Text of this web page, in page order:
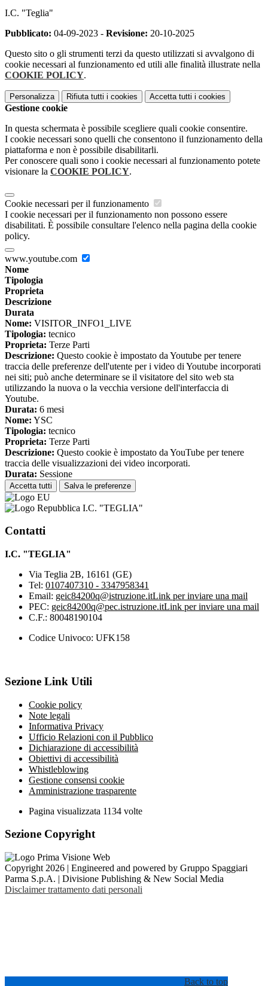
I.C. "Teglia"
Pubblicato: 04-09-2023 - Revisione: 20-10-2025
Questo sito o gli strumenti terzi da questo utilizzati si avvalgono di
cookie necessari al funzionamento ed utili alle finalità illustrate nella
COOKIE POLICY.
Personalizza Rifiuta tutti i cookies Accetta tutti i cookies
Gestione cookie
In questa schermata è possibile scegliere quali cookie consentire.
I cookie necessari sono quelli che consentono il funzionamento della
piattaforma e non è possibile disabilitarli.
Per conoscere quali sono i cookie necessari al funzionamento potete
visionare la COOKIE POLICY.
Cookie necessari per il funzionamento
I cookie necessari per il funzionamento non possono essere
disabilitati. È possibile consultare l'elenco nella pagina della cookie
policy.
www.youtube.com
Nome
Tipologia
Proprieta
Descrizione
Durata
Nome: VISITOR_INFO1_LIVE
Tipologia: tecnico
Proprieta: Terze Parti
Descrizione: Questo cookie è impostato da Youtube per tenere
traccia delle preferenze dell'utente per i video di Youtube incorporati
nei siti; può anche determinare se il visitatore del sito web sta
utilizzando la nuova o la vecchia versione dell'interfaccia di
Youtube.
Durata: 6 mesi
Nome: YSC
Tipologia: tecnico
Proprieta: Terze Parti
Descrizione: Questo cookie è impostato da YouTube per tenere
traccia delle visualizzazioni dei video incorporati.
Durata: Sessione
Accetta tutti Salva le preferenze
I.C. "TEGLIA"
Contatti
I.C. "TEGLIA"
Via Teglia 2B, 16161 (GE)
Tel: 0107407310 - 3347958341
Email: geic84200q@istruzione.itLink per inviare una mail
PEC: geic84200q@pec.istruzione.itLink per inviare una mail
C.F.: 80048190104
Codice Univoco: UFK158
Sezione Link Utili
Cookie policy
Note legali
Informativa Privacy
Ufficio Relazioni con il Pubblico
Dichiarazione di accessibilità
Obiettivi di accessibilità
Whistleblowing
Gestione consensi cookie
Amministrazione trasparente
Pagina visualizzata 1134 volte
Sezione Copyright
Copyright 2026 | Engineered and powered by Gruppo Spaggiari
Parma S.p.A. | Divisione Publishing & New Social Media
Disclaimer trattamento dati personali
Back to top